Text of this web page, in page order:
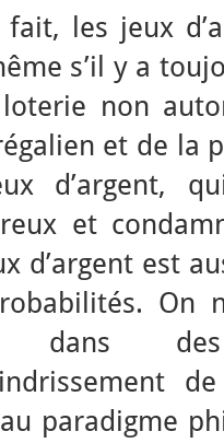
fait, les jeux
s’il y a
non
et de la
d’argent,
et
d’argent est
On
dans des
paradigme